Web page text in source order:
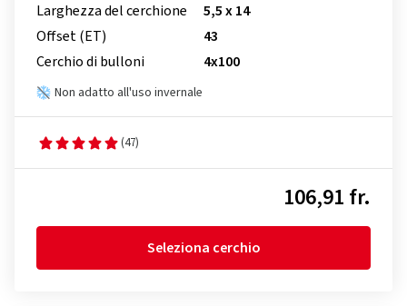
Larghezza del cerchione
5,5 x 14
Offset (ET)
43
Cerchio di bulloni
4x100
Non adatto all'uso invernale
(47)
106,91 fr.
Seleziona cerchio